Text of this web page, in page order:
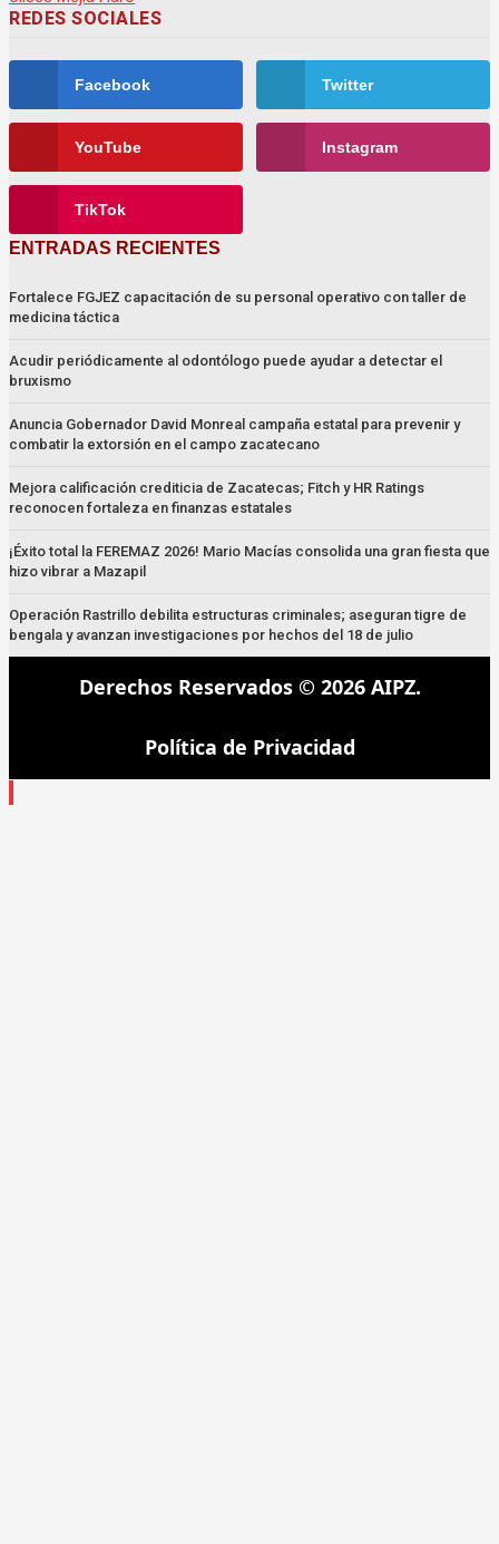
REDES SOCIALES
Facebook Twitter
YouTube Instagram
TikTok
ENTRADAS RECIENTES
Fortalece FGJEZ capacitación de su personal operativo con taller de
medicina táctica
Acudir periódicamente al odontólogo puede ayudar a detectar el
bruxismo
Anuncia Gobernador David Monreal campaña estatal para prevenir y
combatir la extorsión en el campo zacatecano
Mejora calificación crediticia de Zacatecas; Fitch y HR Ratings
reconocen fortaleza en finanzas estatales
¡Éxito total la FEREMAZ 2026! Mario Macías consolida una gran fiesta que
hizo vibrar a Mazapil
Operación Rastrillo debilita estructuras criminales; aseguran tigre de
bengala y avanzan investigaciones por hechos del 18 de julio
Derechos Reservados © 2026 AIPZ.
Política de Privacidad